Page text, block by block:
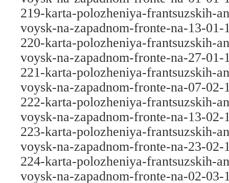
219-karta-polozheniya-frantsuzskih-
voysk-na-zapadnom-fronte-na-13-01-
220-karta-polozheniya-frantsuzskih-
voysk-na-zapadnom-fronte-na-27-01-
221-karta-polozheniya-frantsuzskih-
voysk-na-zapadnom-fronte-na-07-02-
222-karta-polozheniya-frantsuzskih-
voysk-na-zapadnom-fronte-na-13-02-
223-karta-polozheniya-frantsuzskih-
voysk-na-zapadnom-fronte-na-23-02-
224-karta-polozheniya-frantsuzskih-
voysk-na-zapadnom-fronte-na-02-03-